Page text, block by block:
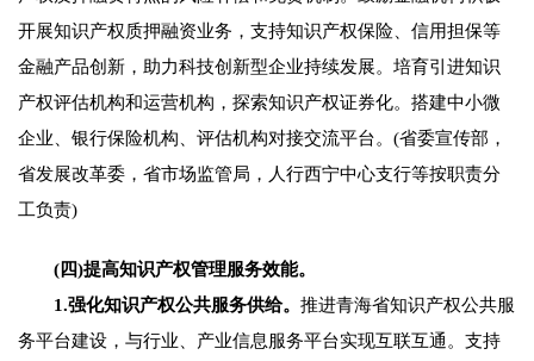
开展知识产权质押融资业务，支持知识产权保险、信用担保等
金融产品创新，助力科技创新型企业持续发展。培育引进知识
产权评估机构和运营机构，探索知识产权证券化。搭建中小微
企业、银行保险机构、评估机构对接交流平台。(省委宣传部，
省发展改革委，省市场监管局，人行西宁中心支行等按职责分
工负责)
(四)提高知识产权管理服务效能。
1.强化知识产权公共服务供给。 推进青海省知识产权公共服
务平台建设，与行业、产业信息服务平台实现互联互通。支持